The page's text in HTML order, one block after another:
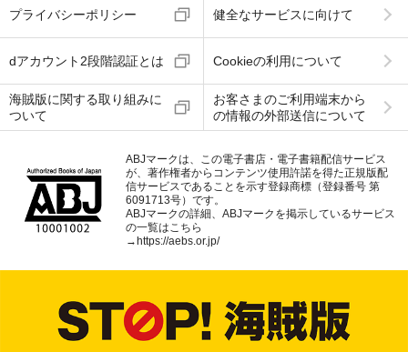
プライバシーポリシー 健全なサービスに向けて
dアカウント2段階認証とは Cookieの利用について
海賊版に関する取り組みに
ついて
お客さまのご利用端末から
の情報の外部送信について
ABJマークは、この電子書店・電子書籍配信サービス
が、著作権者からコンテンツ使用許諾を得た正規版配
信サービスであることを示す登録商標（登録番号 第
6091713号）です。
ABJマークの詳細、ABJマークを掲示しているサービス
の一覧はこちら
→ https://aebs.or.jp/